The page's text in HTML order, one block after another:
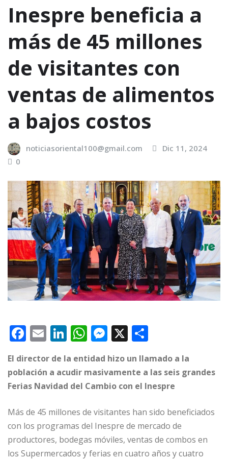
Inespre beneficia a
más de 45 millones
de visitantes con
ventas de alimentos
a bajos costos
noticiasoriental100@gmail.com
Dic 11, 2024
0
F
c
e
o
o
k
E
m
ai
l
Li
k
e
n
W
h
at
s
p
p
M
e
ss
e
g
e
r
X
m
p
ar
ti
r
El director de la entidad hizo un llamado a la
población a acudir masivamente a las seis grandes
Ferias Navidad del Cambio con el Inespre
Más de 45 millones de visitantes han sido beneficiados
con los programas del Inespre de mercado de
productores, bodegas móviles, ventas de combos en
los Supermercados y ferias en cuatro años y cuatro